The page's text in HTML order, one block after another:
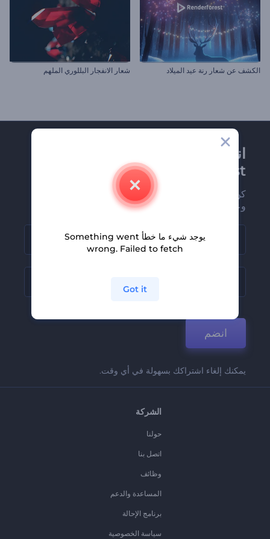
الكشف عن شعار رنة عيد الميلاد شعار الانفجار البللوري الملهم
انضم إلى نشرة
Renderforest الإخبارية
كن من بين أوائل من يستلمون أحدث أخبارنا
وعروضنا
انضم
يمكنك إلغاء اشتراكك بسهولة في أي وقت.
الشركة
حولنا
اتصل بنا
وظائف
المساعدة والدعم
برنامج الإحالة
سياسة الخصوصية
يوجد شيء ما خطأ Something went
wrong. Failed to fetch
Got it